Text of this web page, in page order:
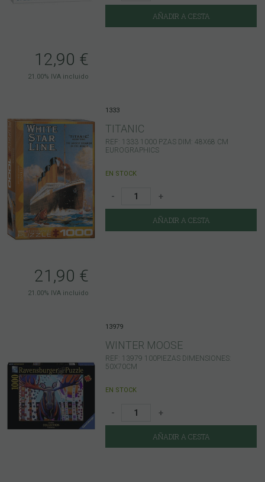
12,90 €
21.00% IVA incluido
AÑADIR A CESTA
21,90 €
21.00% IVA incluido
1333
TITANIC
REF: 1333 1000 PZAS DIM: 48X68 CM
EUROGRAPHICS
EN STOCK
- +
AÑADIR A CESTA
13979
WINTER MOOSE
REF: 13979 100PIEZAS DIMENSIONES:
50X70CM
EN STOCK
- +
AÑADIR A CESTA